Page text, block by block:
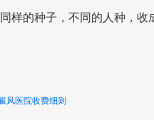
样的种子，不同的人种，收
风医院收费细则